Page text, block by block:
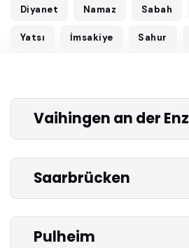
Diyanet Namaz Sabah
Yatsı İmsakiye Sahur
Vaihingen an der Enz
Saarbrücken
Pulheim